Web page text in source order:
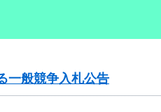
一般競争入札公告